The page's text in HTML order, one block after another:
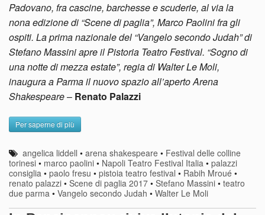
Padovano, fra cascine, barchesse e scuderie, al via la
nona edizione di “Scene di paglia”, Marco Paolini fra gli
ospiti. La prima nazionale del “Vangelo secondo Judah” di
Stefano Massini apre il Pistoria Teatro Festival. “Sogno di
una notte di mezza estate”, regia di Walter Le Moli,
inaugura a Parma il nuovo spazio all’aperto Arena
Shakespeare– Renato Palazzi
Per saperne di più
angelica liddell •arena shakespeare • Festival delle colline
torinesi • marco paolini • Napoli Teatro Festival Italia • palazzi
consiglia • paolo fresu • pistoia teatro festival • Rabih Mroué •
renato palazzi • Scene di paglia 2017 • Stefano Massini • teatro
due parma • Vangelo secondo Judah • Walter Le Moli